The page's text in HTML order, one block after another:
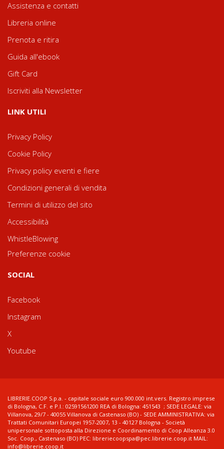
Assistenza e contatti
Libreria online
Prenota e ritira
Guida all'ebook
Gift Card
Iscriviti alla Newsletter
LINK UTILI
Privacy Policy
Cookie Policy
Privacy policy eventi e fiere
Condizioni generali di vendita
Termini di utilizzo del sito
Accessibilità
WhistleBlowing
Preferenze cookie
SOCIAL
Facebook
Instagram
X
Youtube
LIBRERIE.COOP S.p.a. - capitale sociale euro 900.000 int.vers. Registro imprese
di Bologna, C.F. e P.I.: 02591561200 REA di Bologna: 451543 ; SEDE LEGALE: via
Villanova, 29/7 - 40055 Villanova di Castenaso (BO) - SEDE AMMINISTRATIVA: via
Trattati Comunitari Europei 1957-2007, 13 - 40127 Bologna - Società
unipersonale sottoposta alla Direzione e Coordinamento di Coop Alleanza 3.0
Soc. Coop., Castenaso (BO) PEC: libreriecoopspa@pec.librerie.coop.it MAIL:
info@librerie.coop.it